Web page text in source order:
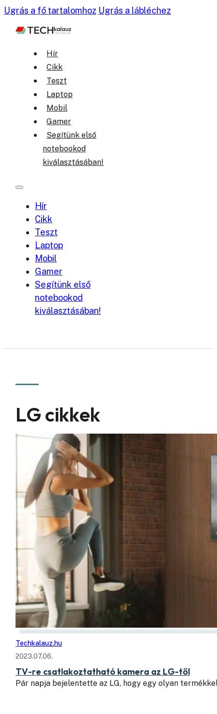
Ugrás a fő tartalomhoz Ugrás a lábléchez
Hír
Cikk
Teszt
Laptop
Mobil
Gamer
Segítünk első
notebookod
kiválasztásában!
Hír
Cikk
Teszt
Laptop
Mobil
Gamer
Segítünk első
notebookod
kiválasztásában!
LG cikkek
Techkalauz.hu
2023.07.06.
TV-re csatlakoztatható kamera az LG-től
Pár napja bejelentette az LG, hogy egy olyan